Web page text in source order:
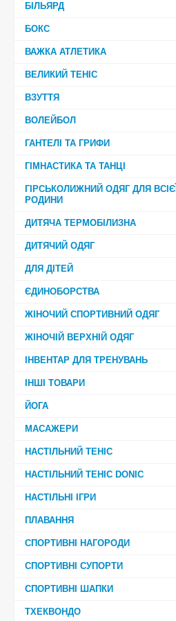
БІЛЬЯРД
БОКС
ВАЖКА АТЛЕТИКА
ВЕЛИКИЙ ТЕНІС
ВЗУТТЯ
ВОЛЕЙБОЛ
ГАНТЕЛІ ТА ГРИФИ
ГІМНАСТИКА ТА ТАНЦІ
ГІРСЬКОЛИЖНИЙ ОДЯГ ДЛЯ ВСІЄЇ
РОДИНИ
ДИТЯЧА ТЕРМОБІЛИЗНА
ДИТЯЧИЙ ОДЯГ
ДЛЯ ДІТЕЙ
ЄДИНОБОРСТВА
ЖІНОЧИЙ СПОРТИВНИЙ ОДЯГ
ЖІНОЧІЙ ВЕРХНІЙ ОДЯГ
ІНВЕНТАР ДЛЯ ТРЕНУВАНЬ
ІНШІ ТОВАРИ
ЙОГА
МАСАЖЕРИ
НАСТІЛЬНИЙ ТЕНІС
НАСТІЛЬНИЙ ТЕНІС DONIC
НАСТІЛЬНІ ІГРИ
ПЛАВАННЯ
СПОРТИВНІ НАГОРОДИ
СПОРТИВНІ СУПОРТИ
СПОРТИВНІ ШАПКИ
ТХЕКВОНДО